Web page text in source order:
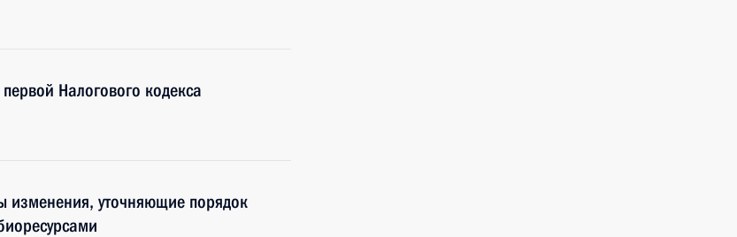
Налогового кодекса
изменения, уточняющие порядок